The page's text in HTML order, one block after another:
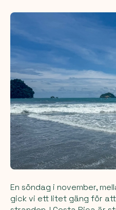
En söndag i november,
gick vi ett litet gäng för